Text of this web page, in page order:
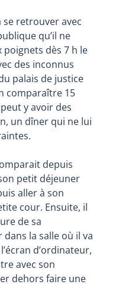
se retrouver avec
qu’il ne
dès 7 h le
des inconnus
palais de justice
comparaître 15
y avoir des
un dîner qui ne lui
depuis
petit déjeuner
aller à son
cour. Ensuite, il
de sa
la salle où il va
d’ordinateur,
avec son
dehors faire une